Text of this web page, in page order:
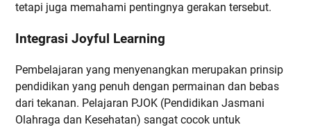
tetapi juga memahami pentingnya gerakan tersebut.
Integrasi Joyful Learning
Pembelajaran yang menyenangkan merupakan prinsip
pendidikan yang penuh dengan permainan dan bebas
dari tekanan. Pelajaran PJOK (Pendidikan Jasmani
Olahraga dan Kesehatan) sangat cocok untuk